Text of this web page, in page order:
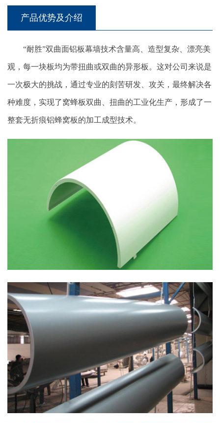
产品优势及介绍
“耐胜”双曲面铝板幕墙技术含量高、造型复杂、漂亮美
观，每一块板均为带扭曲或双曲的异形板。这对公司来说是
一次极大的挑战，通过专业的刻苦研发、攻关，最终解决各
种难度，实现了窝蜂板双曲、扭曲的工业化生产，形成了一
整套无折痕铝蜂窝板的加工成型技术。